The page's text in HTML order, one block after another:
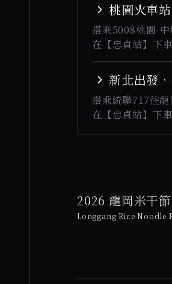
桃園火車
搭乘5008桃園-
在 【忠貞站】 下
新北出發
搭乘統聯717往
在 【忠貞站】 下
2026 龍岡米干節
Longgang Rice Noodle